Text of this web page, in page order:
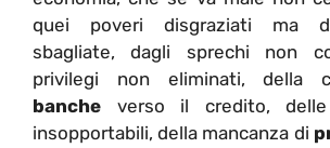
quei poveri disgraziati ma
sbagliate, dagli sprechi non
privilegi non eliminati, della
banche verso il credito,
insopportabili, della mancanza di